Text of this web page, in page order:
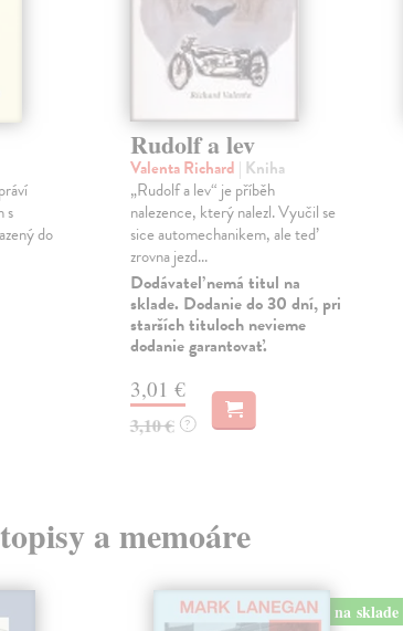
s
do
Rudolf a lev
Valenta Richard | Kniha
„Rudolf a lev“ je příběh
nalezence, který nalezl. Vyučil se
sice automechanikem, ale teď
zrovna jezd...
Dodávateľ nemá titul na
sklade. Dodanie do 30 dní, pri
starších tituloch nevieme
dodanie garantovať.
3,01 €
3,10 € ?
a memoáre
na sklade